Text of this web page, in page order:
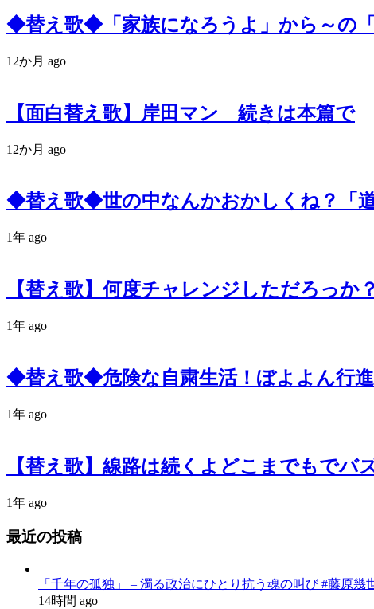
◆替え歌◆「家族になろうよ」から～の「
12か月 ago
【面白替え歌】岸田マン 続きは本篇で
12か月 ago
◆替え歌◆世の中なんかおかしくね？「
1年 ago
【替え歌】何度チャレンジしただろっか
1年 ago
◆替え歌◆危険な自粛生活！ぼよよん行
1年 ago
【替え歌】線路は続くよどこまでもで
1年 ago
最近の投稿
「千年の孤独」 – 濁る政治にひとり抗う魂の叫び #藤原幾
14時間 ago